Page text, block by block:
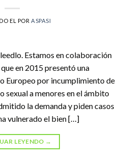
EL PORASPASI
Estamos en colaboración
en 2015 presentó una
Europeo por incumplimiento de
sexual a menores en el ámbito
la demanda y piden casos
vulnerado el bien […]
LEYENDO →